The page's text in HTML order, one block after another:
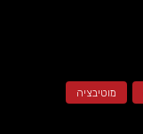
מוטיבציה